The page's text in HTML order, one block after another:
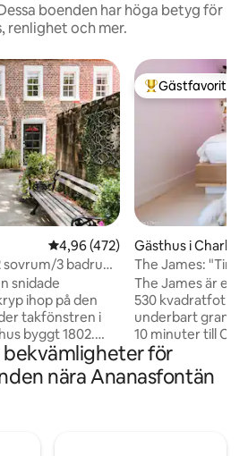
boenden har höga betyg för
renlighet och mer.
4,96 av 5 i genomsnittligt
4,96 (472)
3 badrum
snidade
ihop på den
takfönstren i
byggt 1802.
på morgonen,
i den
Populär
Gästfavorit
Gästhus i
The James:
& Folly
The James är ett
530 kvadratfot
underbart
10 minuter till
minuter till Folly
restauranger The James rymmer upp till
6 personer och 2
bekvämligheter för
nära Ananasfontän